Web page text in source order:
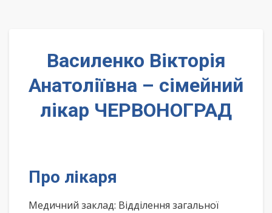
Василенко Вікторія
Анатоліївна – сімейний
лікар ЧЕРВОНОГРАД
Про лікаря
Медичний заклад: Відділення загальної